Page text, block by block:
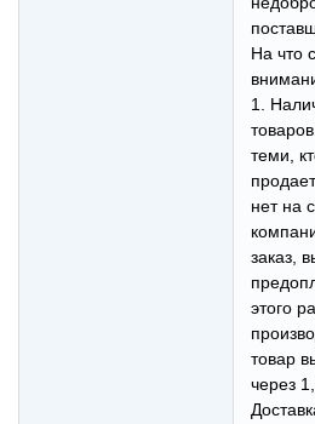
На что
1.
теми,
нет на
заказ,
этого
товар
через